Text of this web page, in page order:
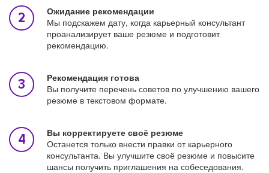
Ожидание рекомендации
Мы подскажем дату, когда карьерный консультант
проанализирует ваше резюме и подготовит
рекомендацию.
Рекомендация готова
Вы получите перечень советов по улучшению вашего
резюме в текстовом формате.
Вы корректируете своё резюме
Останется только внести правки от карьерного
консультанта. Вы улучшите своё резюме и повысите
шансы получить приглашения на собеседования.